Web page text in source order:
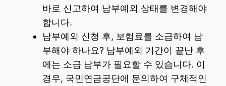
바로 신고하여 납부예외 상태를 변경해야
합니다.
납부예외 신청 후, 보험료를 소급하여 납
부해야 하나요? 납부예외 기간이 끝난 후
에는 소급 납부가 필요할 수 있습니다. 이
경우, 국민연금공단에 문의하여 구체적인